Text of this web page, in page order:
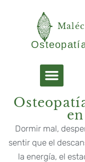
Dormir mal,
sentir que el
la energía, el